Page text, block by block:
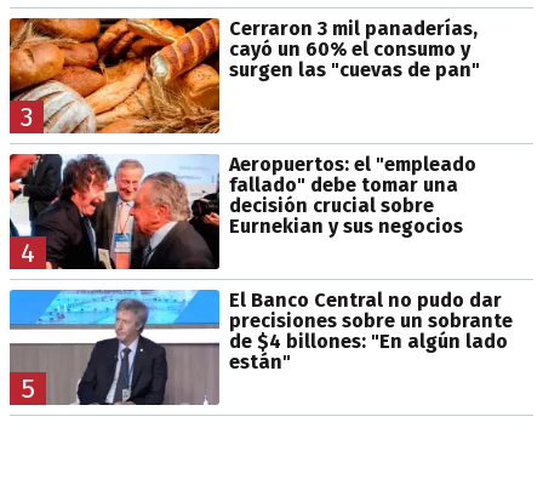
3
Cerraron 3 mil panaderías,
cayó un 60% el consumo y
surgen las "cuevas de pan"
4
Aeropuertos: el "empleado
fallado" debe tomar una
decisión crucial sobre
Eurnekian y sus negocios
5
El Banco Central no pudo dar
precisiones sobre un sobrante
de $4 billones: "En algún lado
están"